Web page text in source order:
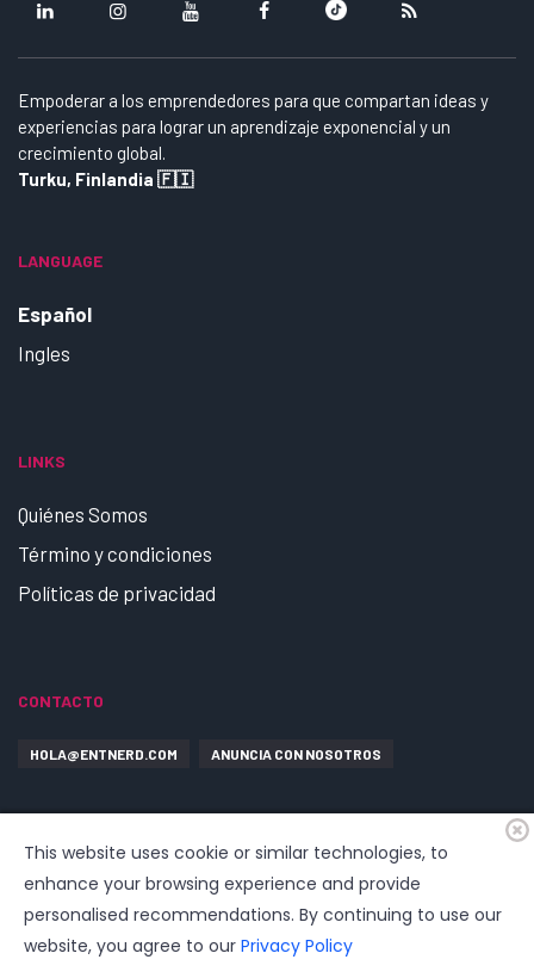
Empoderar a los emprendedores para que compartan ideas y
experiencias para lograr un aprendizaje exponencial y un
crecimiento global.
Turku, Finlandia 🇫🇮
LANGUAGE
Español
Ingles
LINKS
Quiénes Somos
Término y condiciones
Políticas de privacidad
CONTACTO
HOLA@ENTNERD.COM ANUNCIA CON NOSOTROS
This website uses cookie or similar technologies, to
enhance your browsing experience and provide
personalised recommendations. By continuing to use our
website, you agree to our Privacy Policy